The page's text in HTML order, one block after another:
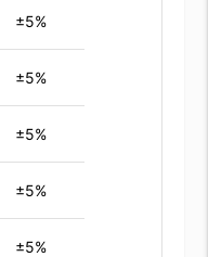
±5%
±5%
±5%
±5%
±5%